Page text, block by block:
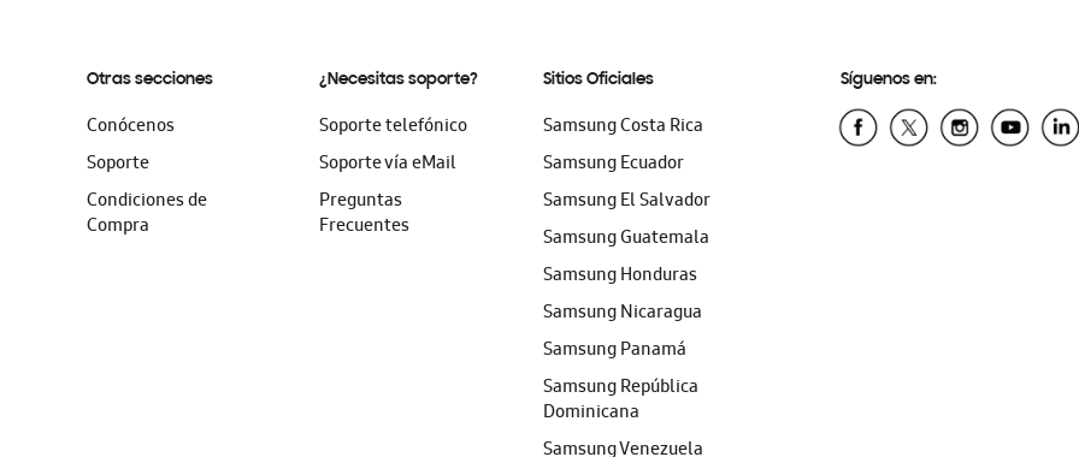
Otras secciones
Conócenos
Soporte
Condiciones de
Compra
¿Necesitas soporte?
Soporte telefónico
Soporte vía eMail
Preguntas
Frecuentes
Sitios Oficiales
Samsung Costa Rica
Samsung Ecuador
Samsung El Salvador
Samsung Guatemala
Samsung Honduras
Samsung Nicaragua
Samsung Panamá
Samsung República
Dominicana
Samsung Venezuela
Síguenos en: